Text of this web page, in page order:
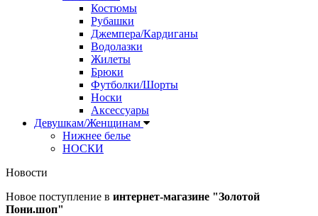
Костюмы
Рубашки
Джемпера/Кардиганы
Водолазки
Жилеты
Брюки
Футболки/Шорты
Носки
Аксессуары
Девушкам/Женщинам
Нижнее белье
НОСКИ
Новости
Новое поступление в интернет-магазине "Золотой
Пони.шоп"